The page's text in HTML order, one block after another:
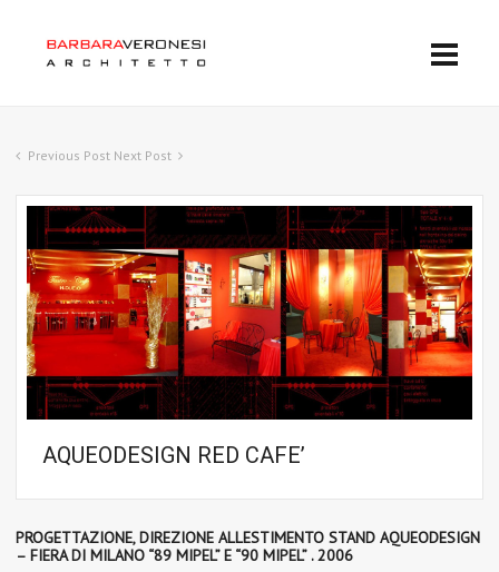
Previous Post Next Post
AQUEODESIGN RED CAFE’
PROGETTAZIONE, DIREZIONE ALLESTIMENTO STAND AQUEODESIGN
– FIERA DI MILANO “89 MIPEL” E “90 MIPEL” . 2006